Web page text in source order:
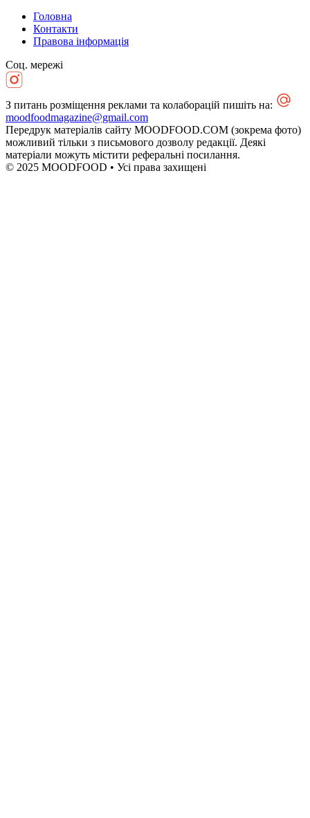
Головна
Контакти
Правова інформація
Соц. мережі
З питань розміщення реклами та колаборацій пишіть на:
moodfoodmagazine@gmail.com
Передрук матеріалів сайту MOODFOOD.COM (зокрема фото)
можливий тільки з письмового дозволу редакції. Деякі
матеріали можуть містити реферальні посилання.
© 2025 MOODFOOD • Усі права захищені